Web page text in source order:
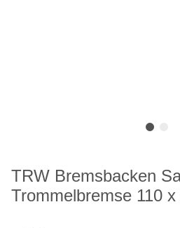
TRW Bremsbacken
Trommelbremse 110